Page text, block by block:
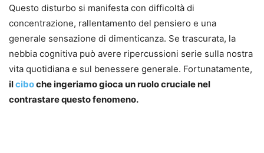
Questo disturbo si manifesta con difficoltà di
concentrazione, rallentamento del pensiero e una
generale sensazione di dimenticanza. Se trascurata, la
nebbia cognitiva può avere ripercussioni serie sulla nostra
vita quotidiana e sul benessere generale. Fortunatamente,
ilciboche ingeriamo gioca un ruolo cruciale nel
contrastare questo fenomeno.